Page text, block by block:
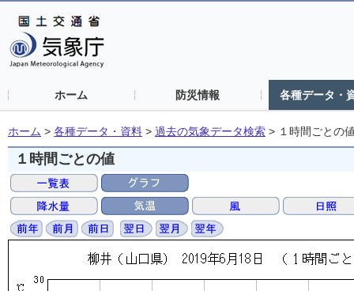
ホーム 防災情報 各種データ・
ホーム > 各種データ・資料 > 過去の気象データ検索 > １時間ごとの
１時間ごとの値